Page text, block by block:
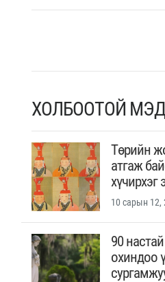
ХОЛБООТОЙ
Төрийн
атгаж
хүчирхэг
10 сарын 12,
90
охиндоо